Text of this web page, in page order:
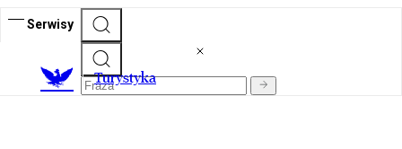
Serwisy
Turystyka